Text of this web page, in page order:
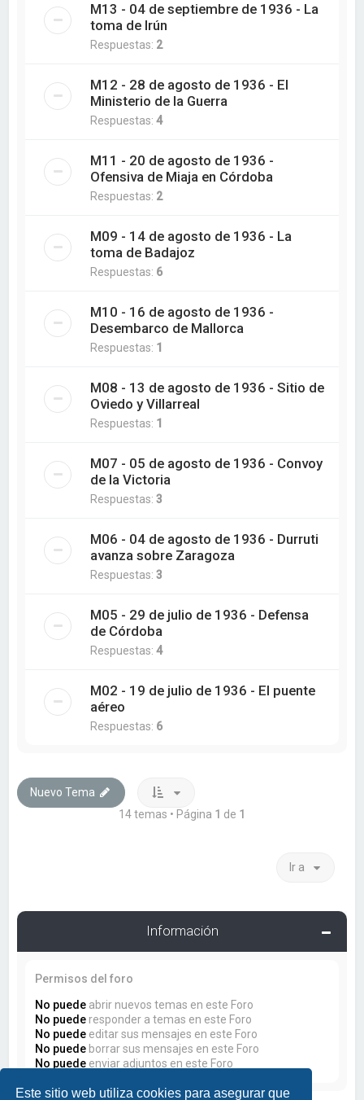
Este sitio web utiliza cookies para asegurar que
M13 - 04 de septiembre de 1936 - La
toma de Irún
Respuestas: 2
M12 - 28 de agosto de 1936 - El
Ministerio de la Guerra
Respuestas:4
M11 - 20 de agosto de 1936 -
Ofensiva de Miaja en Córdoba
Respuestas: 2
M09 - 14 de agosto de 1936 - La
toma de Badajoz
Respuestas: 6
M10 - 16 de agosto de 1936 -
Desembarco de Mallorca
Respuestas: 1
M08 - 13 de agosto de 1936 - Sitio de
Oviedo y Villarreal
Respuestas: 1
M07 - 05 de agosto de 1936 - Convoy
de la Victoria
Respuestas:3
M06 - 04 de agosto de 1936 - Durruti
avanza sobre Zaragoza
Respuestas:3
M05 - 29 de julio de 1936 - Defensa
de Córdoba
Respuestas:4
M02 - 19 de julio de 1936 - El puente
aéreo
Respuestas: 6
Nuevo Tema
14 temas • Página 1 de 1
Ir a
Información
Permisos del foro
No puede abrir nuevos temas en este Foro
No puede responder a temas en este Foro
No puede editar sus mensajes en este Foro
No puede borrar sus mensajes en este Foro
No puede enviar adjuntos en este Foro